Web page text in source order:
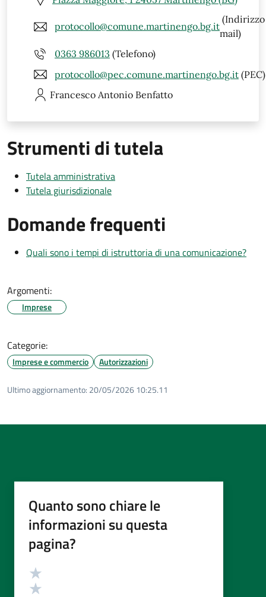
protocollo@comune.martinengo.bg.it
(Indirizzo
mail)
0363 986013 (Telefono)
protocollo@pec.comune.martinengo.bg.it (PEC)
Francesco Antonio Benfatto
Strumenti di tutela
Tutela amministrativa
Tutela giurisdizionale
Domande frequenti
Quali sono i tempi di istruttoria di una comunicazione?
Argomenti:
Imprese
Categorie:
Imprese e commercio Autorizzazioni
Ultimo aggiornamento: 20/05/2026 10:25.11
Quanto sono chiare le
informazioni su questa
pagina?
Valutazione